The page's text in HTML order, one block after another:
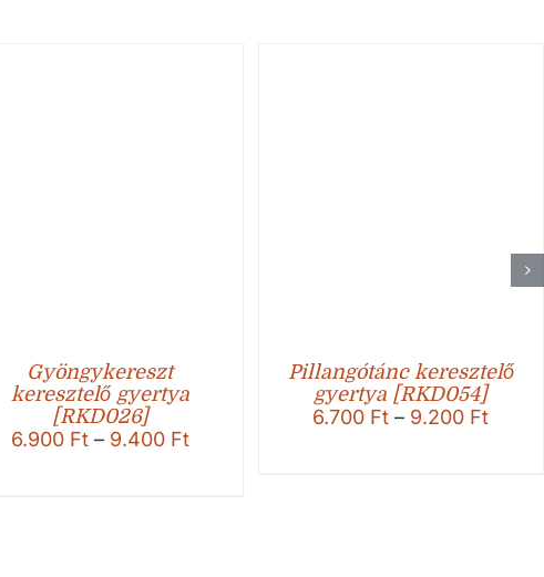
Gyöngykereszt
keresztelő gyertya
[RKD026]
6.900 Ft – 9.400 FtÁrtartomány:
Pillangótánc keresztelő
gyertya [RKD054]
6.700 Ft – 9.200 Ft